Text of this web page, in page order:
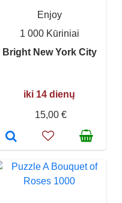
Enjoy
1 000 Kūriniai
Bright New York City
iki 14 dienų
15,00 €